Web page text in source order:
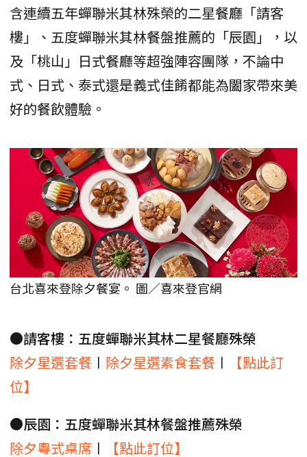
含連續五年蟬聯米其林殊榮的二星餐廳「請客
樓」、五度蟬聯米其林餐盤推薦的「辰園」，以
及「桃山」日式餐廳等超強陣容團隊，不論中
式、日式、泰式還是義式佳餚都能為闔家帶來美
好的餐飲體驗。
台北喜來登除夕餐宴。 圖／喜來登官網
●請客樓：五度蟬聯米其林二星餐廳殊榮
除夕星選套餐 〡 除夕星選素食套餐 〡
【點此訂
位】
●辰園：五度蟬聯米其林餐盤推薦殊榮
除夕粵式桌席 〡 【點此訂位】